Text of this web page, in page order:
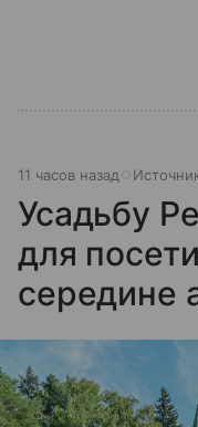
11 часов назад
Усадьбу
для
середине